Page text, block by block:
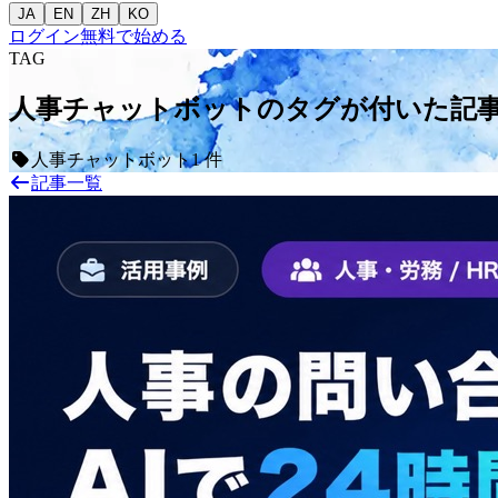
JA EN ZH KO
ログイン無料で始める
TAG
人事チャットボットのタグが付いた記
人事チャットボット1 件
記事一覧